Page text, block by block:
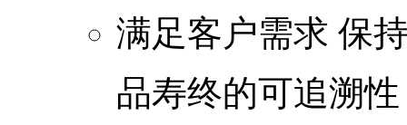
满足客户需求 保
品寿终的可追溯性